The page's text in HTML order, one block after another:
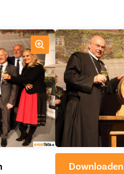
Downloaden